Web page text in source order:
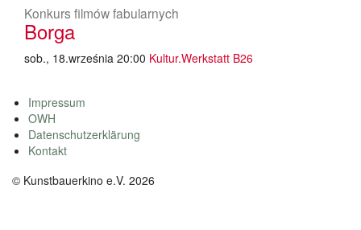
Konkurs filmów fabularnych
Borga
sob., 18.września 20:00 Kultur.Werkstatt B26
Impressum
OWH
Datenschutzerklärung
Kontakt
© Kunstbauerkino e.V. 2026